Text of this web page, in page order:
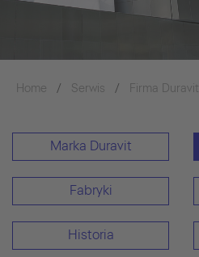
Home Serwis Firma Duravit
Marka Duravit
Fabryki
Historia